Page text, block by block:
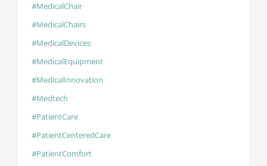
#MedicalChair
#MedicalChairs
#MedicalDevices
#MedicalEquipment
#MedicalInnovation
#Medtech
#PatientCare
#PatientCenteredCare
#PatientComfort